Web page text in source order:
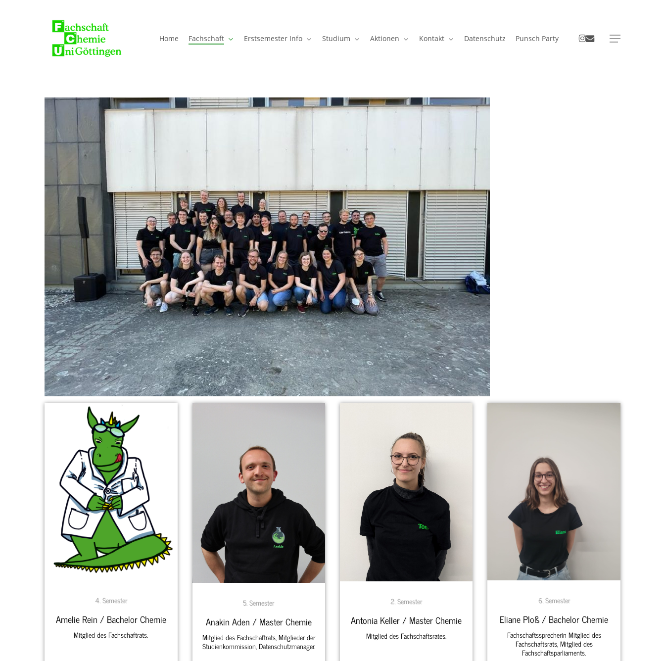
Home Fachschaft Erstsemester Info Studium Aktionen Kontakt Datenschutz Punsch Party instagram
email Menu
4. Semester
Amelie Rein / Bachelor Chemie
Mitglied des Fachschaftrats.
5. Semester
Anakin Aden / Master Chemie
Mitglied des Fachschaftrats, Mitglieder der
Studienkommission, Datenschutzmanager.
2. Semester
Antonia Keller / Master Chemie
Mitglied des Fachschaftsrates.
6. Semester
Eliane Ploß / Bachelor Chemie
Fachschaftssprecherin Mitglied des
Fachschaftsrats, Mitglied des
Fachschaftsparliaments.